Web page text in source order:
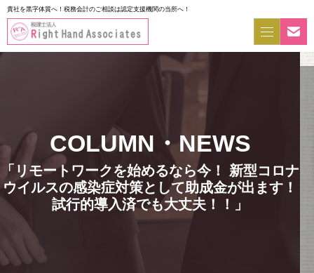
貴社を黒字体質へ！税務会計のご相談は認定支援機関の当所へ！
「リモートワークを始めるなら今！ 新型コロナ
ウイルスの感染症対策として助成金が出ます！
試行的導入済でも大丈夫！！」